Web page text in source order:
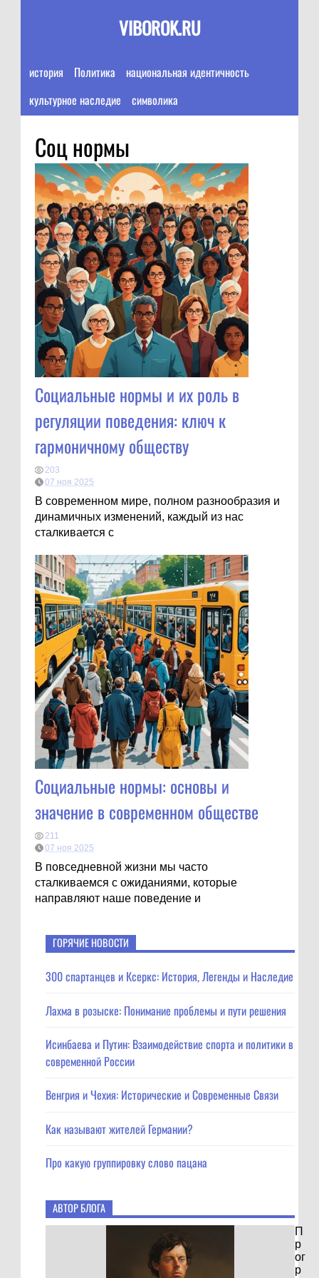
VIBOROK.RU
история Политика
национальная идентичность
культурное наследие
символика
Соц нормы
Социальные нормы и их роль в
регуляции поведения: ключ к
гармоничному обществу
203
07 ноя 2025
В современном мире, полном разнообразия и
динамичных изменений, каждый из нас
сталкивается с
Социальные нормы: основы и
значение в современном обществе
211
07 ноя 2025
В повседневной жизни мы часто
сталкиваемся с ожиданиями, которые
направляют наше поведение и
ГОРЯЧИЕ НОВОСТИ
300 спартанцев и Ксеркс: История, Легенды и Наследие
Лахма в розыске: Понимание проблемы и пути решения
Исинбаева и Путин: Взаимодействие спорта и политики в
современной России
Венгрия и Чехия: Исторические и Современные Связи
Как называют жителей Германии?
Про какую группировку слово пацана
АВТОР БЛОГА
П
р
ог
р